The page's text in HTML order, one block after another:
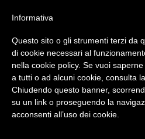
Accedi / Registrati
Contattaci
Informativa
Questo sito o gli strumenti terzi da
di cookie necessari al
nella cookie policy. Se vuoi
a tutti o ad alcuni cookie, consulta la
Chiudendo questo banner,
su un link o proseguendo la
acconsenti all’uso dei cookie.